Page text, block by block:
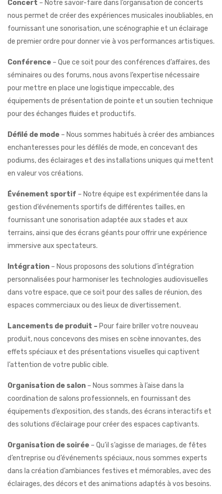
Concert – Notre savoir-faire dans l’organisation de concerts
nous permet de créer des expériences musicales inoubliables, en
fournissant une sonorisation, une scénographie et un éclairage
de premier ordre pour donner vie à vos performances artistiques.
Conférence – Que ce soit pour des conférences d’affaires, des
séminaires ou des forums, nous avons l’expertise nécessaire
pour mettre en place une logistique impeccable, des
équipements de présentation de pointe et un soutien technique
pour des échanges fluides et productifs.
Défilé de mode – Nous sommes habitués à créer des ambiances
enchanteresses pour les défilés de mode, en concevant des
podiums, des éclairages et des installations uniques qui mettent
en valeur vos créations.
Événement sportif – Notre équipe est expérimentée dans la
gestion d’événements sportifs de différentes tailles, en
fournissant une sonorisation adaptée aux stades et aux
terrains, ainsi que des écrans géants pour offrir une expérience
immersive aux spectateurs.
Intégration – Nous proposons des solutions d’intégration
personnalisées pour harmoniser les technologies audiovisuelles
dans votre espace, que ce soit pour des salles de réunion, des
espaces commerciaux ou des lieux de divertissement.
Lancements de produit – Pour faire briller votre nouveau
produit, nous concevons des mises en scène innovantes, des
effets spéciaux et des présentations visuelles qui captivent
l’attention de votre public cible.
Organisation de salon – Nous sommes à l’aise dans la
coordination de salons professionnels, en fournissant des
équipements d’exposition, des stands, des écrans interactifs et
des solutions d’éclairage pour créer des espaces captivants.
Organisation de soirée – Qu’il s’agisse de mariages, de fêtes
d’entreprise ou d’événements spéciaux, nous sommes experts
dans la création d’ambiances festives et mémorables, avec des
éclairages, des décors et des animations adaptés à vos besoins.